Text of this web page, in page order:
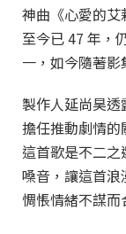
神曲《心愛的
至今已 47 年，
一，如今隨著影
製作人延尚昊
擔任推動劇情
這首歌是不二
嗓音，讓這首
惆悵情緒不謀而